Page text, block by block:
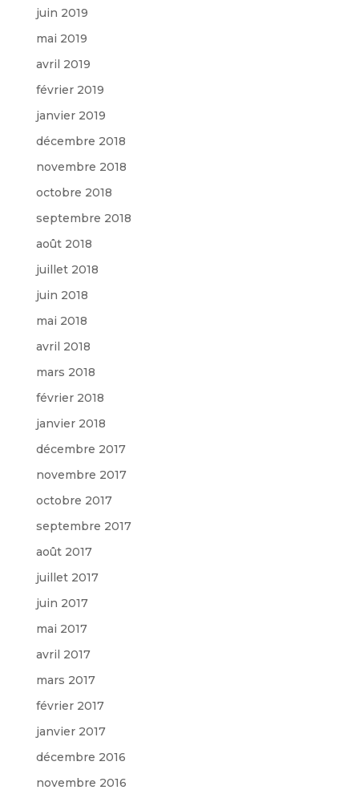
juin 2019
mai 2019
avril 2019
février 2019
janvier 2019
décembre 2018
novembre 2018
octobre 2018
septembre 2018
août 2018
juillet 2018
juin 2018
mai 2018
avril 2018
mars 2018
février 2018
janvier 2018
décembre 2017
novembre 2017
octobre 2017
septembre 2017
août 2017
juillet 2017
juin 2017
mai 2017
avril 2017
mars 2017
février 2017
janvier 2017
décembre 2016
novembre 2016